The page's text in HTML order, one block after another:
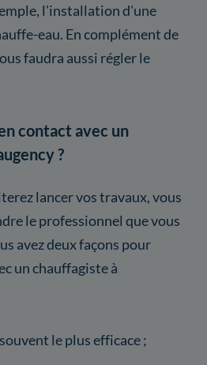
l'installation d'une
eau. En complément de
faudra aussi régler le
contact avec un
?
lancer vos travaux, vous
le professionnel que vous
avez deux façons pour
un chauffagiste à
le plus efficace ;